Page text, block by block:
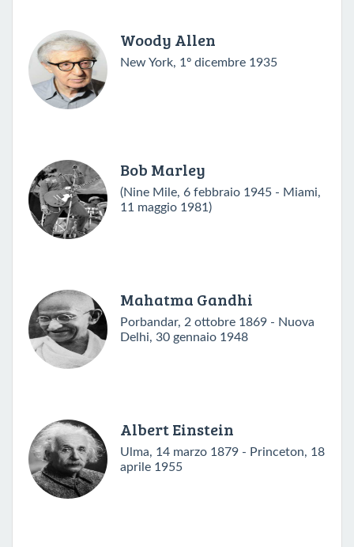
Woody Allen
New York, 1º dicembre 1935
Bob Marley
(Nine Mile, 6 febbraio 1945 - Miami,
11 maggio 1981)
Mahatma Gandhi
Porbandar, 2 ottobre 1869 - Nuova
Delhi, 30 gennaio 1948
Albert Einstein
Ulma, 14 marzo 1879 - Princeton, 18
aprile 1955